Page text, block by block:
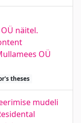
näitel.
OÜ
theses
mudeli